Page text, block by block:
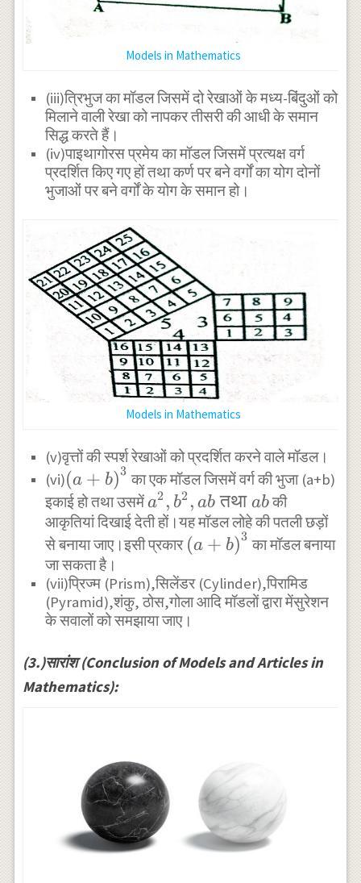
Models in Mathematics
(iii)त्रिभुज का मॉडल जिसमें दो रेखाओं के मध्य-बिंदुओं को
मिलाने वाली रेखा को नापकर तीसरी की आधी के समान
सिद्ध करते हैं।
(iv)पाइथागोरस प्रमेय का मॉडल जिसमें प्रत्यक्ष वर्ग
प्रदर्शित किए गए हों तथा कर्ण पर बने वर्गों का योग दोनों
भुजाओं पर बने वर्गों के योग के समान हो।
Models in Mathematics
(v)वृत्तों की स्पर्श रेखाओं को प्रदर्शित करने वाले मॉडल।
(vi)\left(a+b\right)^3
(a + b)3 का एक मॉडल जिसमें वर्ग की भुजा (a+b)
इकाई हो तथा उसमेंa^2,b^2,ab
\text{ तथा
}ab
a2, b2, ab तथा abकी
आकृतियां दिखाई देती हों।यह मॉडल लोहे की पतली छड़ों
से बनाया जाए।इसी प्रकार \left(a+b\right)^3
(a + b)3 का मॉडल बनाया
जा सकता है।
(vii)प्रिज्म (Prism),सिलेंडर (Cylinder),पिरामिड
(Pyramid),शंकु, ठोस,गोला आदि मॉडलों द्वारा मेंसुरेशन
के सवालों को समझाया जाए।
(3.)सारांश (Conclusion of Models and Articles in
Mathematics):